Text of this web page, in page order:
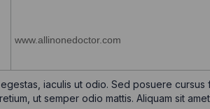
iaculis ut odio. Sed posuere cursus
ut semper odio mattis. Aliquam sit